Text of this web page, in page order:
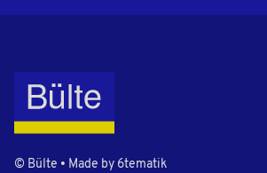
© Bülte • Made by 6tematik